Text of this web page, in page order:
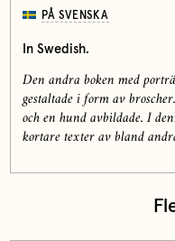
PÅ SVENSKA
In Swedish.
Den andra boken med
gestaltade i form av
och en hund avbildade. I
kortare texter av bland